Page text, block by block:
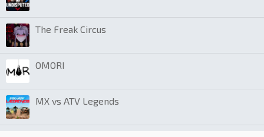
The Freak Circus
OMORI
MX vs ATV Legends